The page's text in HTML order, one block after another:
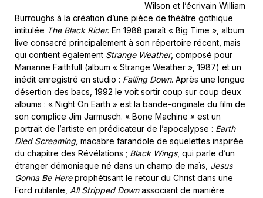
Wilson et l’écrivain William
Burroughs à la création d’une pièce de théâtre gothique
intitulée The Black Rider. En 1988 paraît « Big Time », album
live consacré principalement à son répertoire récent, mais
qui contient également Strange Weather, composé pour
Marianne Faithfull (album « Strange Weather », 1987) et un
inédit enregistré en studio : Falling Down. Après une longue
désertion des bacs, 1992 le voit sortir coup sur coup deux
albums : « Night On Earth » est la bande-originale du film de
son complice Jim Jarmusch. « Bone Machine » est un
portrait de l’artiste en prédicateur de l’apocalypse : Earth
Died Screaming, macabre farandole de squelettes inspirée
du chapitre des Révélations ; Black Wings, qui parle d’un
étranger démoniaque né dans un champ de maïs, Jesus
Gonna Be Hereprophétisant le retour du Christ dans une
Ford rutilante, All Stripped Downassociant de manière